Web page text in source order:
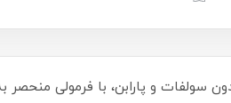
خوش حالت و درخشان داشته باشید! حاوی شی باتر 100 درصد خالص، بدون سولفات و